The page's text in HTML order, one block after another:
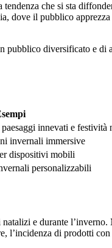
che si sta
dove il pubblico
pubblico diversificato e di
innevati e festività
invernali immersive
dispositivi mobili
personalizzabili
e durante
l’incidenza di prodotti